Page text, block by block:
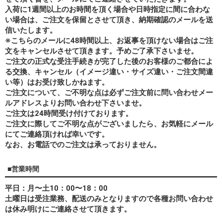
入荷に1週間以上のお時間を頂く場合や日時指定に間に合わな
い場合は、ご注文を保留とさせて頂き、納期確認のメールを送
信いたします。
※こちらのメールに48時間以上、お返事を頂けない場合はご注
文をキャンセルさせて頂きます。予めご了承下さいませ。
ご注文の正式な受注手続きが完了した後のお客様のご都合によ
る交換、キャンセル（イメージ違い・サイズ違い・ご注文間違
い等）はお受け致しかねます。
ご注文について、ご不明な点は必ずご注文前に問い合わせメー
ルアドレスよりお問い合わせ下さいませ。
ご注文は24時間受け付けております。
ご注文に際してご不明な点がございましたら、お気軽にメール
にてご連絡頂ければ幸いです。
なお、 お電話でのご注文は承っておりません。
■営業時間
平日：月〜土10：00〜18：00
土曜日は受注業務、配送のみとなりますので各種お問い合わせ
は休み明けにご連絡させて頂きます。